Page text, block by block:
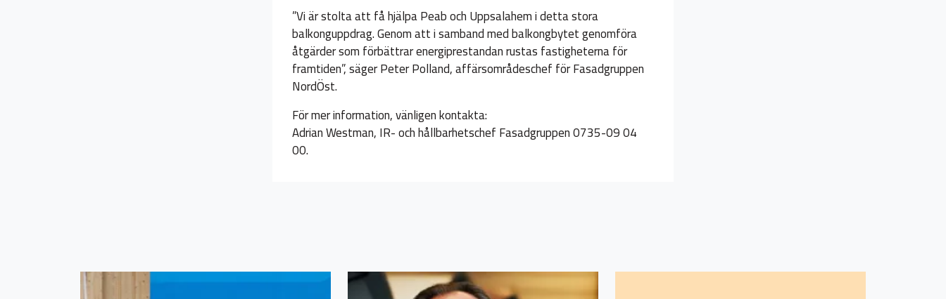
”Vi är stolta att få hjälpa Peab och Uppsalahem i detta stora
balkonguppdrag. Genom att i samband med balkongbytet genomföra
åtgärder som förbättrar energiprestandan rustas fastigheterna för
framtiden”, säger Peter Polland, affärsområdeschef för Fasadgruppen
NordÖst.
För mer information, vänligen kontakta:
Adrian Westman, IR- och hållbarhetschef Fasadgruppen 0735-09 04
00.